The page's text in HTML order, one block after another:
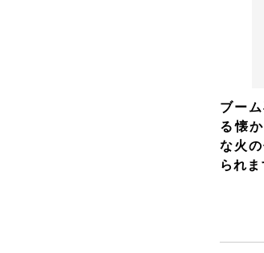
ブー
る懐
な火
られま